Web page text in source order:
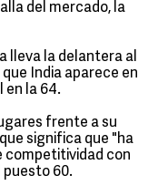
del mercado, la
lleva la delantera al
India aparece en
en la 64.
frente a su
significa que "ha
competitividad con
puesto 60.